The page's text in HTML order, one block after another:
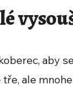
aby
tře, ale